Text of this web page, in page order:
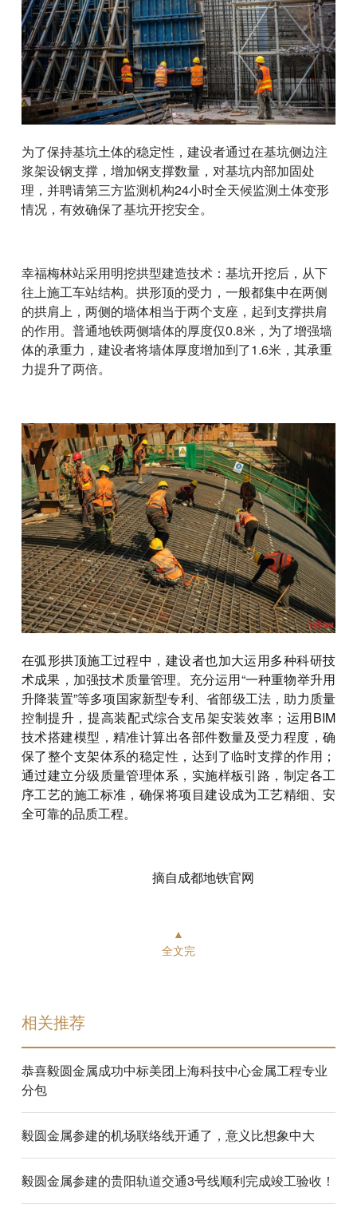
为了保持基坑土体的稳定性，建设者通过在基坑侧边注
浆架设钢支撑，增加钢支撑数量，对基坑内部加固处
理，并聘请第三方监测机构24小时全天候监测土体变形
情况，有效确保了基坑开挖安全。
幸福梅林站采用明挖拱型建造技术：基坑开挖后，从下
往上施工车站结构。拱形顶的受力，一般都集中在两侧
的拱肩上，两侧的墙体相当于两个支座，起到支撑拱肩
的作用。普通地铁两侧墙体的厚度仅0.8米，为了增强墙
体的承重力，建设者将墙体厚度增加到了1.6米，其承重
力提升了两倍。
在弧形拱顶施工过程中，建设者也加大运用多种科研技
术成果，加强技术质量管理。充分运用“一种重物举升用
升降装置”等多项国家新型专利、省部级工法，助力质量
控制提升，提高装配式综合支吊架安装效率；运用BIM
技术搭建模型，精准计算出各部件数量及受力程度，确
保了整个支架体系的稳定性，达到了临时支撑的作用；
通过建立分级质量管理体系，实施样板引路，制定各工
序工艺的施工标准，确保将项目建设成为工艺精细、安
全可靠的品质工程。
摘自成都地铁官网
▲
全文完
相关推荐
恭喜毅圆金属成功中标美团上海科技中心金属工程专业
分包
毅圆金属参建的机场联络线开通了，意义比想象中大
毅圆金属参建的贵阳轨道交通3号线顺利完成竣工验收！